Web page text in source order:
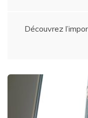
l’article
Découvrez